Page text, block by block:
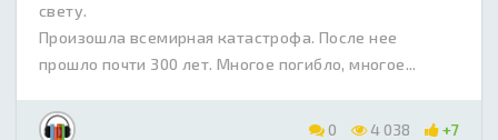
свету.
Произошла всемирная катастрофа. После нее
прошло почти 300 лет. Многое погибло, многое...
0 4 038 +7